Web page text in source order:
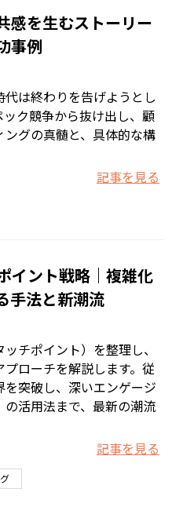
感を生むストーリー
事例
代は終わりを告げようとし
ク競争から抜け出し、顧
グの真髄と、具体的な構
記事を見る
イント戦略｜複雑化
手法と新潮流
チポイント）を整理し、
ローチを解説します。従
突破し、深いエンゲージ
活用法まで、最新の潮流
記事を見る